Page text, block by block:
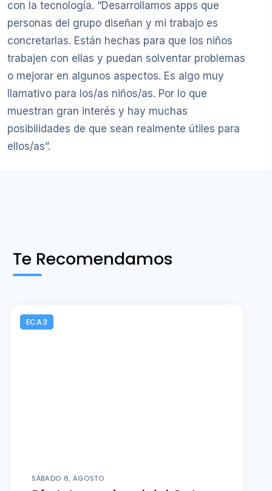
con la tecnología. “Desarrollamos apps que
personas del grupo diseñan y mi trabajo es
concretarlas. Están hechas para que los niños
trabajen con ellas y puedan solventar problemas
o mejorar en algunos aspectos. Es algo muy
llamativo para los/as niños/as. Por lo que
muestran gran interés y hay muchas
posibilidades de que sean realmente útiles para
ellos/as”.
Te Recomendamos
ECA3
SÁBADO 8, AGOSTO